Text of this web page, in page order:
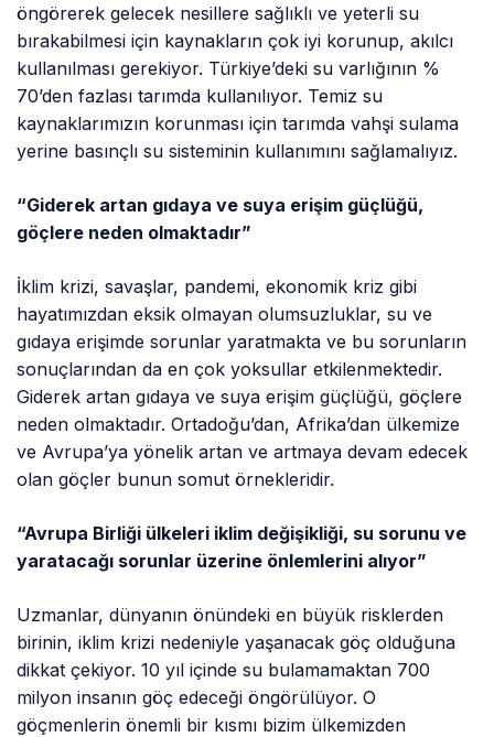
öngörerek gelecek nesillere sağlıklı ve yeterli su
bırakabilmesi için kaynakların çok iyi korunup, akılcı
kullanılması gerekiyor. Türkiye’deki su varlığının %
70’den fazlası tarımda kullanılıyor. Temiz su
kaynaklarımızın korunması için tarımda vahşi sulama
yerine basınçlı su sisteminin kullanımını sağlamalıyız.
“Giderek artan gıdaya ve suya erişim güçlüğü,
göçlere neden olmaktadır”
İklim krizi, savaşlar, pandemi, ekonomik kriz gibi
hayatımızdan eksik olmayan olumsuzluklar, su ve
gıdaya erişimde sorunlar yaratmakta ve bu sorunların
sonuçlarından da en çok yoksullar etkilenmektedir.
Giderek artan gıdaya ve suya erişim güçlüğü, göçlere
neden olmaktadır. Ortadoğu’dan, Afrika’dan ülkemize
ve Avrupa’ya yönelik artan ve artmaya devam edecek
olan göçler bunun somut örnekleridir.
“Avrupa Birliği ülkeleri iklim değişikliği, su sorunu ve
yaratacağı sorunlar üzerine önlemlerini alıyor”
Uzmanlar, dünyanın önündeki en büyük risklerden
birinin, iklim krizi nedeniyle yaşanacak göç olduğuna
dikkat çekiyor. 10 yıl içinde su bulamamaktan 700
milyon insanın göç edeceği öngörülüyor. O
göçmenlerin önemli bir kısmı bizim ülkemizden